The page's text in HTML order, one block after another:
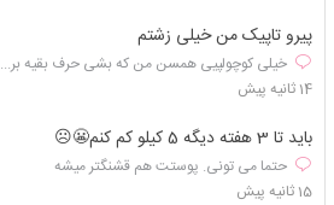
پیرو تاپیک من خیلی زشتم
خیلی کوچولپیی همسن من که بشی حرف بقیه بر...
14 ثانیه پیش
باید تا 3 هفته دیگه 5 کیلو کم کنم😬☹
حتما می تونی. پوستت هم قشنگتر میشه
15 ثانیه پیش